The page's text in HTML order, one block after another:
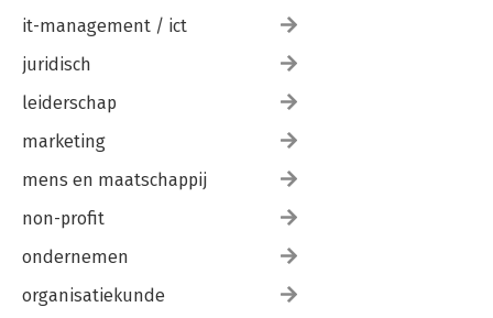
it-management / ict
juridisch
leiderschap
marketing
mens en maatschappij
non-profit
ondernemen
organisatiekunde